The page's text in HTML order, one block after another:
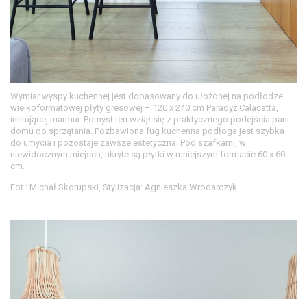
Wymiar wyspy kuchennej jest dopasowany do ułożonej na podłodze
wielkoformatowej płyty gresowej – 120 x 240 cm Paradyż Calacatta,
imitującej marmur. Pomysł ten wziął się z praktycznego podejścia pani
domu do sprzątania. Pozbawiona fug kuchenna podłoga jest szybka
do umycia i pozostaje zawsze estetyczna. Pod szafkami, w
niewidocznym miejscu, ukryte są płytki w mniejszym formacie 60 x 60
cm.
Fot.: Michał Skorupski, Stylizacja: Agnieszka Wrodarczyk